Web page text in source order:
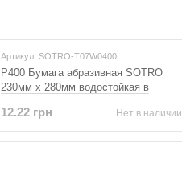
Артикул: SOTRO-T07W0400
P400 Бумага абразивная SOTRO
230мм x 280мм водостойкая в
12.22 грн Нет в наличии